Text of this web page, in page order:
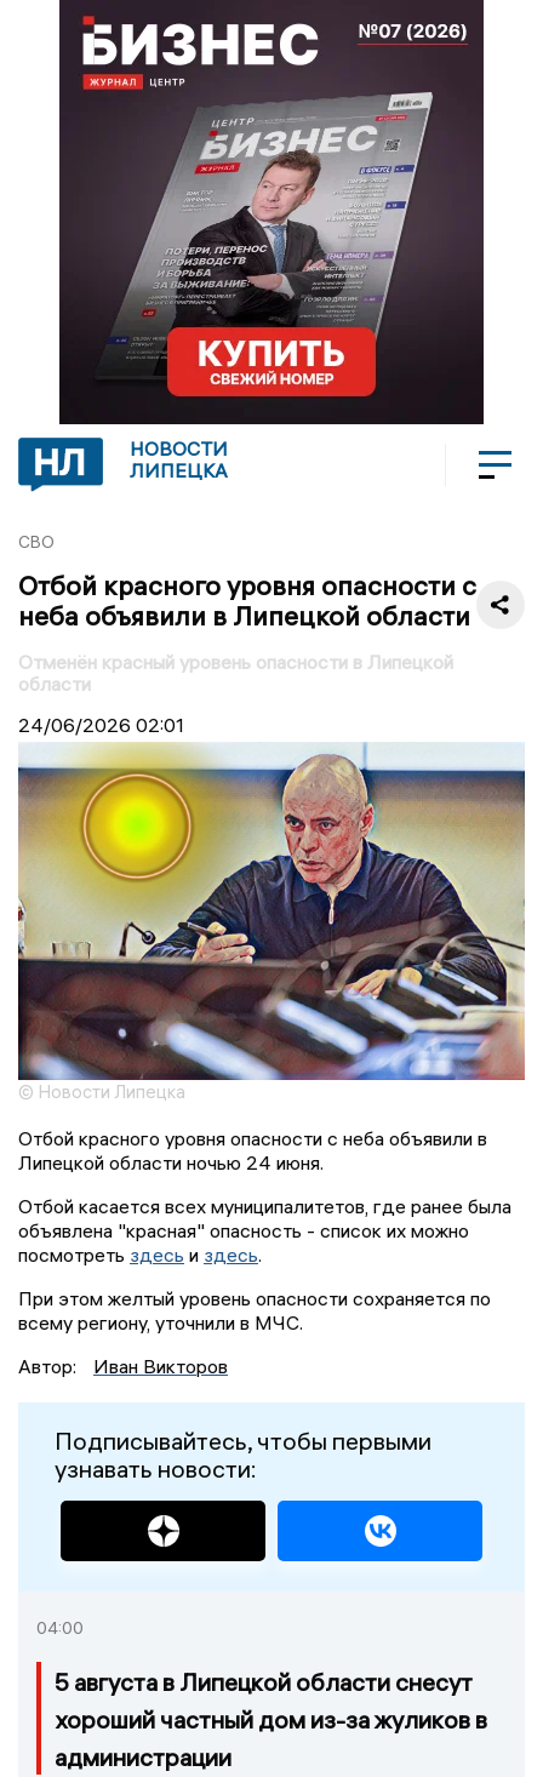
НОВОСТИ
ЛИПЕЦКА
СВО
Отбой красного уровня опасности с
неба объявили в Липецкой области
Отменён красный уровень опасности в Липецкой
области
24/06/2026 02:01
© Новости Липецка
Отбой красного уровня опасности с неба объявили в
Липецкой области ночью 24 июня.
Отбой касается всех муниципалитетов, где ранее была
объявлена "красная" опасность - список их можно
посмотреть здесь и здесь.
При этом желтый уровень опасности сохраняется по
всему региону, уточнили в МЧС.
Автор:
Иван Викторов
Подписывайтесь, чтобы первыми
узнавать новости:
04:00
5 августа в Липецкой области снесут
хороший частный дом из-за жуликов в
администрации